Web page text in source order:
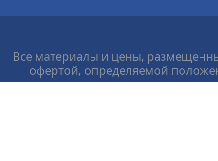
Все материалы и цены,
офертой, определяемой